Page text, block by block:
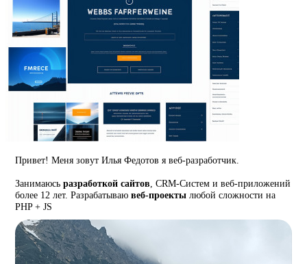
Привет! Меня зовут Илья Федотов я веб-разработчик.
Занимаюсьразработкой сайтов , CRM-Систем и веб-приложений
более 12 лет. Разрабатываювеб-проекты любой сложности на
PHP + JS